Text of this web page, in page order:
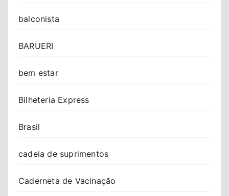
balconista
BARUERI
bem estar
Bilheteria Express
Brasil
cadeia de suprimentos
Caderneta de Vacinação